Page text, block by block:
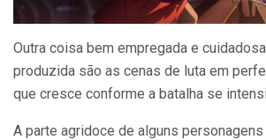
Outra coisa bem empregada e
produzida são as cenas de luta em
que cresce conforme a batalha se
A parte agridoce de alguns